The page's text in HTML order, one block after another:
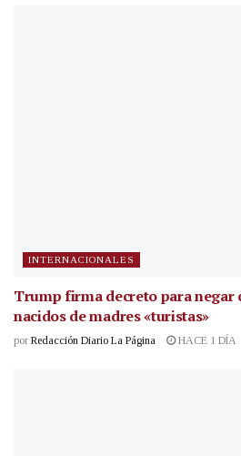
INTERNACIONALES
Trump firma decreto para negar
nacidos de madres «turistas»
por Redacción Diario La Página HACE 1 DÍA